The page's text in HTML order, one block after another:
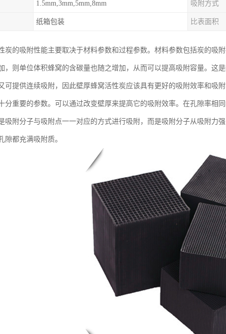
1.5mm,3mm,5mm,8mm 吸附方式
纸箱包装 比表面积
炭的吸附性能主要取决于材料参数和过程参数。材料参数包括炭的吸
，则单位体积蜂窝的含碳量也随之增加，从而可以提高吸附容量。这
可提供连续吸附，因此壁厚蜂窝活性炭应该具有更好的吸附效率和吸附
分重要的参数。可以通过改变壁厚来提高它的吸附效率。在孔隙率相
吸附分子与吸附点一一对应的方式进行吸附，而是吸附分子从吸附力
隙都充满吸附质。